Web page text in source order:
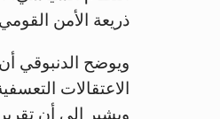
ذريعة الأمن
ويوضح الدنبوقي أن
الاعتقالات